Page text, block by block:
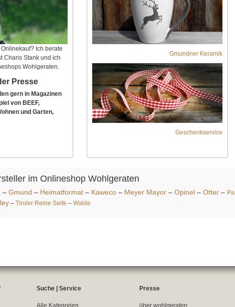
Ich berate
Charis Stank und ich
Wohlgeraten.
Presse
gern in Magazinen
von BEEF,
und Garten,
Gmundner Keramik
Geschenkservice
im Onlineshop Wohlgeraten
– Gmund – Heimatformat – Kaweco – Meyer Mayor – Opinel – Otter –
– Tiroler Reine Seife – Walde
Suche | Service
Alle Kategorien
Presse
über wohlgeraten